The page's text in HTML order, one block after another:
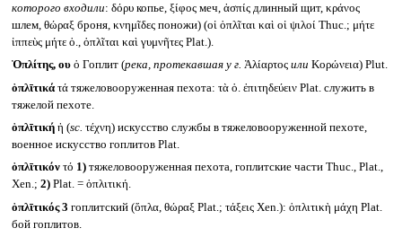
которого входили: δόρυ копье, ξίφος меч, ἀσπίς длинный щит, κράνος
шлем, θώραξ броня, κνημῖδες поножи) (οἱ ὁπλῖται καὶ οἱ ψιλοί Thuc.; μήτε
ἱππεὺς μήτε ὁ., ὁπλῖται καὶ γυμνῆτες Plat.).
Ὁπλίτης, ουὁ Гоплит (река, протекавшая у г. Ἁλίαρτος или Κορώνεια) Plut.
ὁπλῑτικά τά тяжеловооруженная пехота: τὰ ὁ. ἐπιτηδεύειν Plat. служить в
тяжелой пехоте.
ὁπλῑτική ἡ (sc. τέχνη) искусство службы в тяжеловооруженной пехоте,
военное искусство гоплитов Plat.
ὁπλῑτικόν τό 1)тяжеловооруженная пехота, гоплитские части Thuc., Plat.,
Xen.; 2)Plat. = ὁπλιτική.
ὁπλῑτικός 3 гоплитский (ὅπλα, θώραξ Plat.; τάξεις Xen.): ὁπλιτικὴ μάχη Plat.
бой гоплитов.